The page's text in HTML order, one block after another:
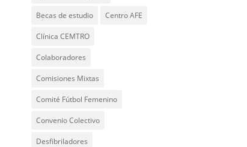
Becas de estudio Centro AFE
Clínica CEMTRO
Colaboradores
Comisiones Mixtas
Comité Fútbol Femenino
Convenio Colectivo
Desfibriladores